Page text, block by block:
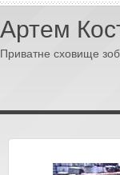
Артем
Приватне сховище